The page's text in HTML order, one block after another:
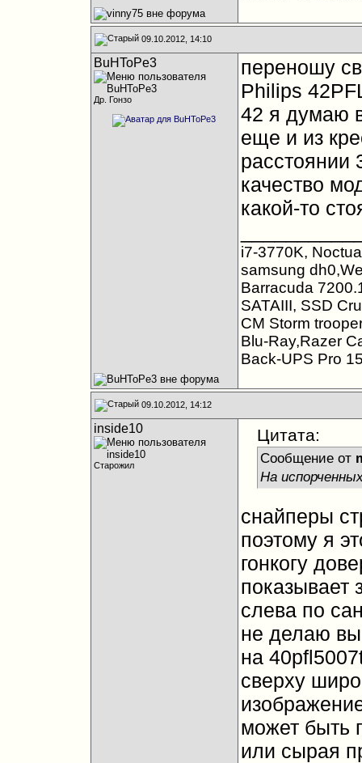
09.10.2012, 14:10
BuHToPe3
Др. Гонзо
переношу
Philips
42 я думаю
еще и из
расстоянии
качество
какой-то
i7-3770K,
samsung
Barracuda
SATAIII, SSD
CM Storm
Blu-Ray,Razer
Back-UPS Pro
09.10.2012, 14:12
inside10
Старожил
Цитата:
Сообщение от
На
снайперы
поэтому я
гонкогу
показывает
слева по
не делаю
на
сверху
может быть
или сырая